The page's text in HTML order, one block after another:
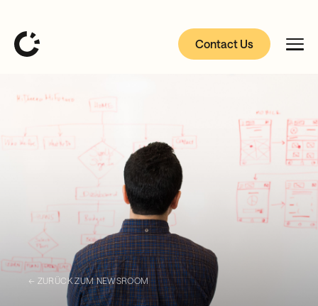
Contact Us
← ZURÜCK ZUM NEWSROOM